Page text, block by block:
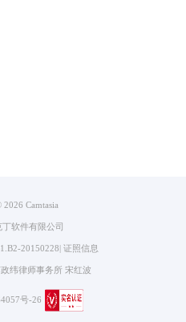
2026 Camtasia
软件有限公司
20150228 证照信息
纬律师事务所 宋红波
号-26